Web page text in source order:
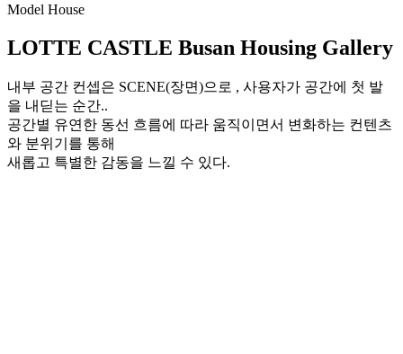
Model House
LOTTE CASTLE Busan Housing Gallery
내부 공간 컨셉은 SCENE(장면)으로 , 사용자가 공간에 첫 발
을 내딛는 순간..
공간별 유연한 동선 흐름에 따라 움직이면서 변화하는 컨텐츠
와 분위기를 통해
새롭고 특별한 감동을 느낄 수 있다.